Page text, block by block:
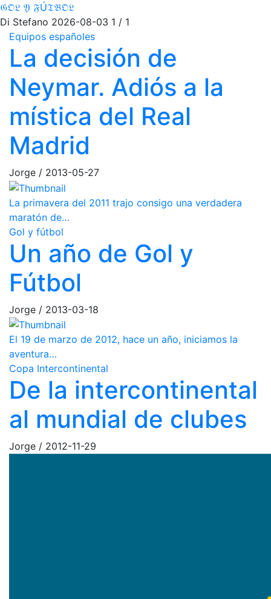
𝔊𝔒𝔏 𝔜 𝔉Ú𝔗𝔅𝔒𝔏
Di Stefano 2026-08-03 1 / 1
Equipos españoles
La decisión de
Neymar. Adiós a la
mística del Real
Madrid
Jorge / 2013-05-27
La primavera del 2011 trajo consigo una verdadera
maratón de…
Gol y fútbol
Un año de Gol y
Fútbol
Jorge / 2013-03-18
El 19 de marzo de 2012, hace un año, iniciamos la
aventura…
Copa Intercontinental
De la intercontinental
al mundial de clubes
Jorge / 2012-11-29